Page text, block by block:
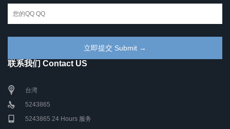
联系我们 Contact US
台湾
5243865
5243865 24 Hours 服务